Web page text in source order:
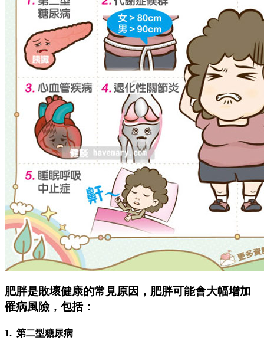
肥胖是敗壞健康的常見原因，肥胖可能會大幅增加
罹病風險，包括：
1. 第二型糖尿病